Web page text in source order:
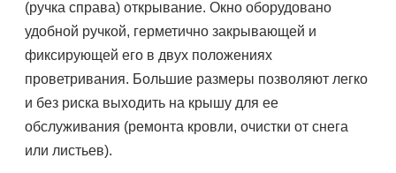
(ручка справа) открывание. Окно оборудовано
удобной ручкой, герметично закрывающей и
фиксирующей его в двух положениях
проветривания. Большие размеры позволяют легко
и без риска выходить на крышу для ее
обслуживания (ремонта кровли, очистки от снега
или листьев).